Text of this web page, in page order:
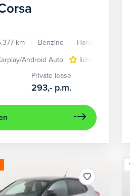
lichtmetalen velgen 17"
km Benzine
Handgeschakeld
Android Auto
lichtmetalen
Private lease
293,- p.m.